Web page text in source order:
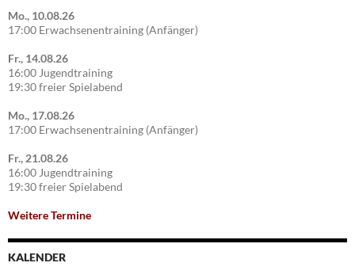
Mo., 10.08.26
17:00 Erwachsenentraining (Anfänger)
Fr., 14.08.26
16:00 Jugendtraining
19:30 freier Spielabend
Mo., 17.08.26
17:00 Erwachsenentraining (Anfänger)
Fr., 21.08.26
16:00 Jugendtraining
19:30 freier Spielabend
Weitere Termine
KALENDER